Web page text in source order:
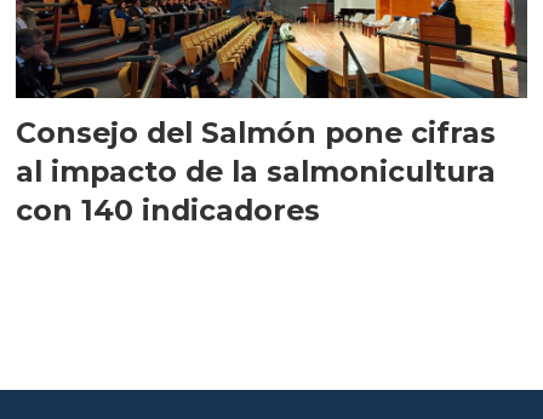
Consejo del Salmón pone cifras
al impacto de la salmonicultura
con 140 indicadores